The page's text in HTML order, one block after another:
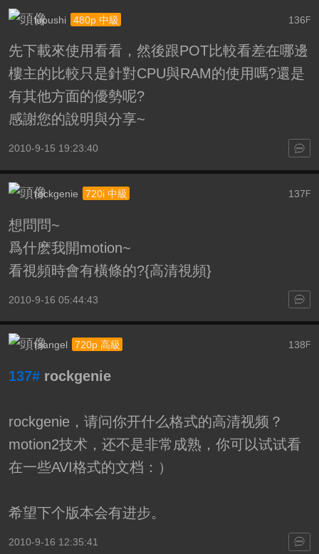
136F
lupushi 480p 中級
先下載來使用看看，然後跟POT比較看差在哪邊
樓主的比較只是針對CPU與RAM的使用嗎?還是
有其他方面的優勢呢?
感謝您的說明與分享~
2010-9-15 19:23:40
137F
rockgenie 720i 中級
想問問~
爲什麽我開motion~
看視頻時會有橫條的?{高清視頻}
2010-9-16 05:44:43
138 F
rsangel 720p 高級
137# rockgenie
rockgenie，请问你开什么格式的高清视频？
motion2技术，还不是非常成熟，你可以试试看
在一些AVI格式的文档：）
希望下个版本会有进步。
2010-9-16 12:35:41